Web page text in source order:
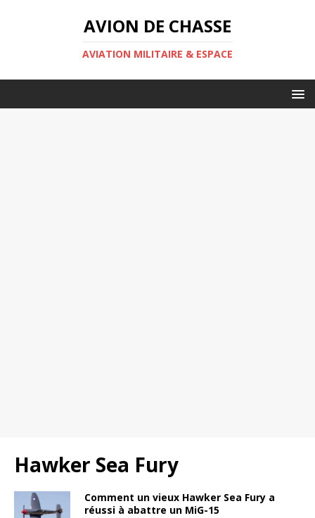
AVION DE CHASSE
AVIATION MILITAIRE & ESPACE
Hawker Sea Fury
Comment un vieux Hawker Sea Fury a
réussi à abattre un MiG-15